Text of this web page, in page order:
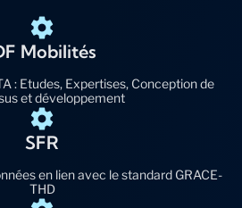
Mobilités
: Etudes, Expertises, Conception de
et développement
SFR
en lien avec le standard GRACE-
THD